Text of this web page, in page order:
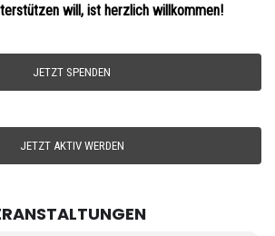
will, ist herzlich willkommen!
JETZT SPENDEN
JETZT AKTIV WERDEN